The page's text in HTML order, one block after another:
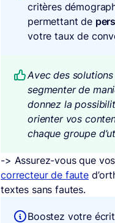
critères
permettant de
votre taux de
Avec des
segmenter de
donnez la
orienter vos
chaque groupe
-> Assurez-vous que
correcteur de faute
textes sans fautes.
Boostez votre